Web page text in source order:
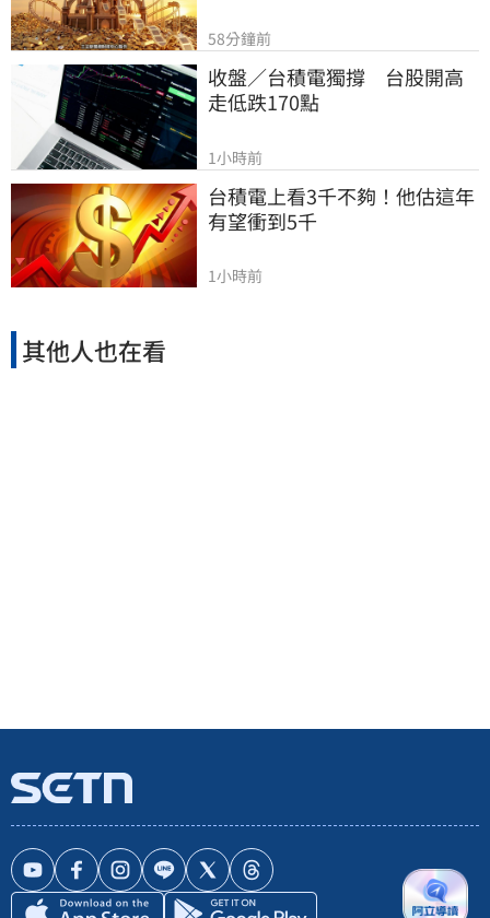
58分鐘前
收盤／台積電獨撐　台股開高
走低跌170點
1小時前
台積電上看3千不夠！他估這年
有望衝到5千
1小時前
其他人也在看